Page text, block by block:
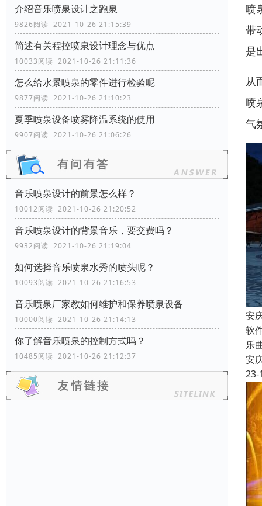
介绍音乐喷泉设计之跑泉
9826阅读 2021-10-26 21:15:39
简述有关程控喷泉设计理念与优点
10033阅读 2021-10-26 21:11:36
怎么给水景喷泉的零件进行检验呢
9877阅读 2021-10-26 21:10:23
夏季喷泉设备喷雾降温系统的使用
9907阅读 2021-10-26 21:06:26
音乐喷泉设计的前景怎么样？
10012阅读 2021-10-26 21:20:52
音乐喷泉设计的背景音乐，要交费吗？
9932阅读 2021-10-26 21:19:04
如何选择音乐喷泉水秀的喷头呢？
10093阅读 2021-10-26 21:16:53
音乐喷泉厂家教如何维护和保养喷泉设备
10000阅读 2021-10-26 21:14:13
你了解音乐喷泉的控制方式吗？
10485阅读 2021-10-26 21:12:37
喷
带
是
从
喷
气
安
软
乐
安
23-